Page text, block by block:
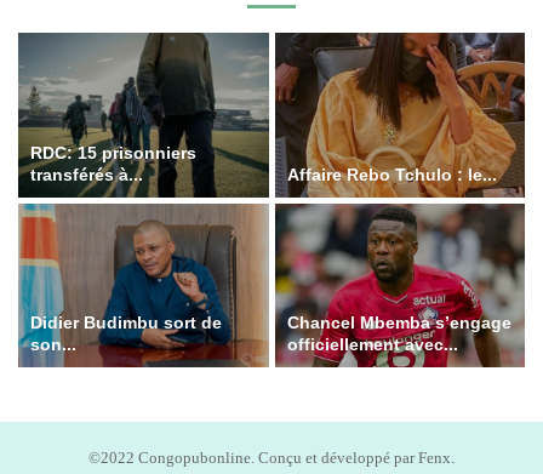
RDC: 15 prisonniers
transférés à...
Affaire Rebo Tchulo : le...
Didier Budimbu sort de
son...
Chancel Mbemba s’engage
officiellement avec...
©2022 Congopubonline. Conçu et développé par Fenx.